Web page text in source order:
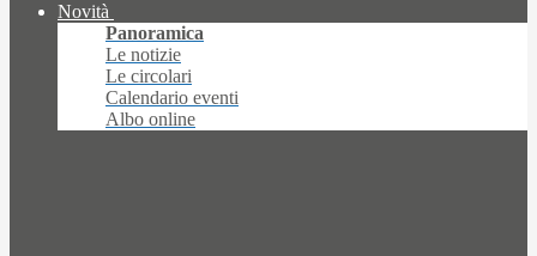
Novità
Panoramica
Le notizie
Le circolari
Calendario eventi
Albo online